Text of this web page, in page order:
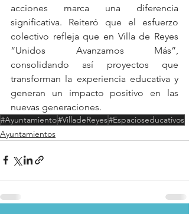
acciones marca una diferencia
significativa. Reiteró que el esfuerzo
colectivo refleja que en Villa de Reyes
“Unidos Avanzamos Más”,
consolidando así proyectos que
transforman la experiencia educativa y
generan un impacto positivo en las
nuevas generaciones.
#Ayuntamiento#VilladeReyes#Espacioseducativos
Ayuntamientos